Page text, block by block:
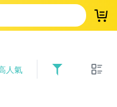
登
人氣